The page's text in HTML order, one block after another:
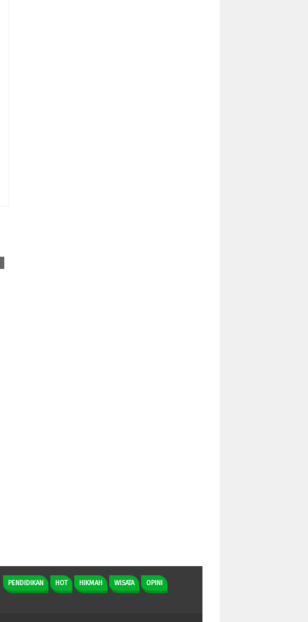
PENDIDIKAN HOT HIKMAH WISATA OPINI